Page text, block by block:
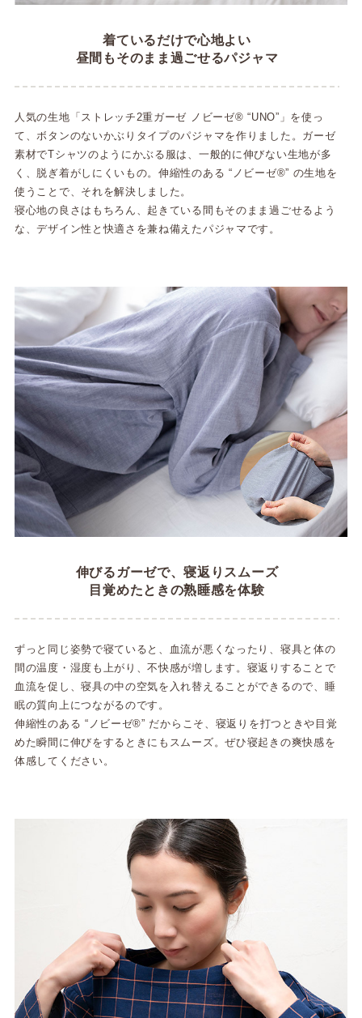
着ているだけで心地よい
昼間もそのまま過ごせるパジャマ
人気の生地「ストレッチ2重ガーゼ ノビーゼ® “UNO”」を使っ
て、ボタンのないかぶりタイプのパジャマを作りました。ガーゼ
素材でTシャツのようにかぶる服は、一般的に伸びない生地が多
く、脱ぎ着がしにくいもの。伸縮性のある “ノビーゼ®” の生地を
使うことで、それを解決しました。
寝心地の良さはもちろん、起きている間もそのまま過ごせるよう
な、デザイン性と快適さを兼ね備えたパジャマです。
伸びるガーゼで、寝返りスムーズ
目覚めたときの熟睡感を体験
ずっと同じ姿勢で寝ていると、血流が悪くなったり、寝具と体の
間の温度・湿度も上がり、不快感が増します。寝返りすることで
血流を促し、寝具の中の空気を入れ替えることができるので、睡
眠の質向上につながるのです。
伸縮性のある “ノビーゼ®” だからこそ、寝返りを打つときや目覚
めた瞬間に伸びをするときにもスムーズ。ぜひ寝起きの爽快感を
体感してください。